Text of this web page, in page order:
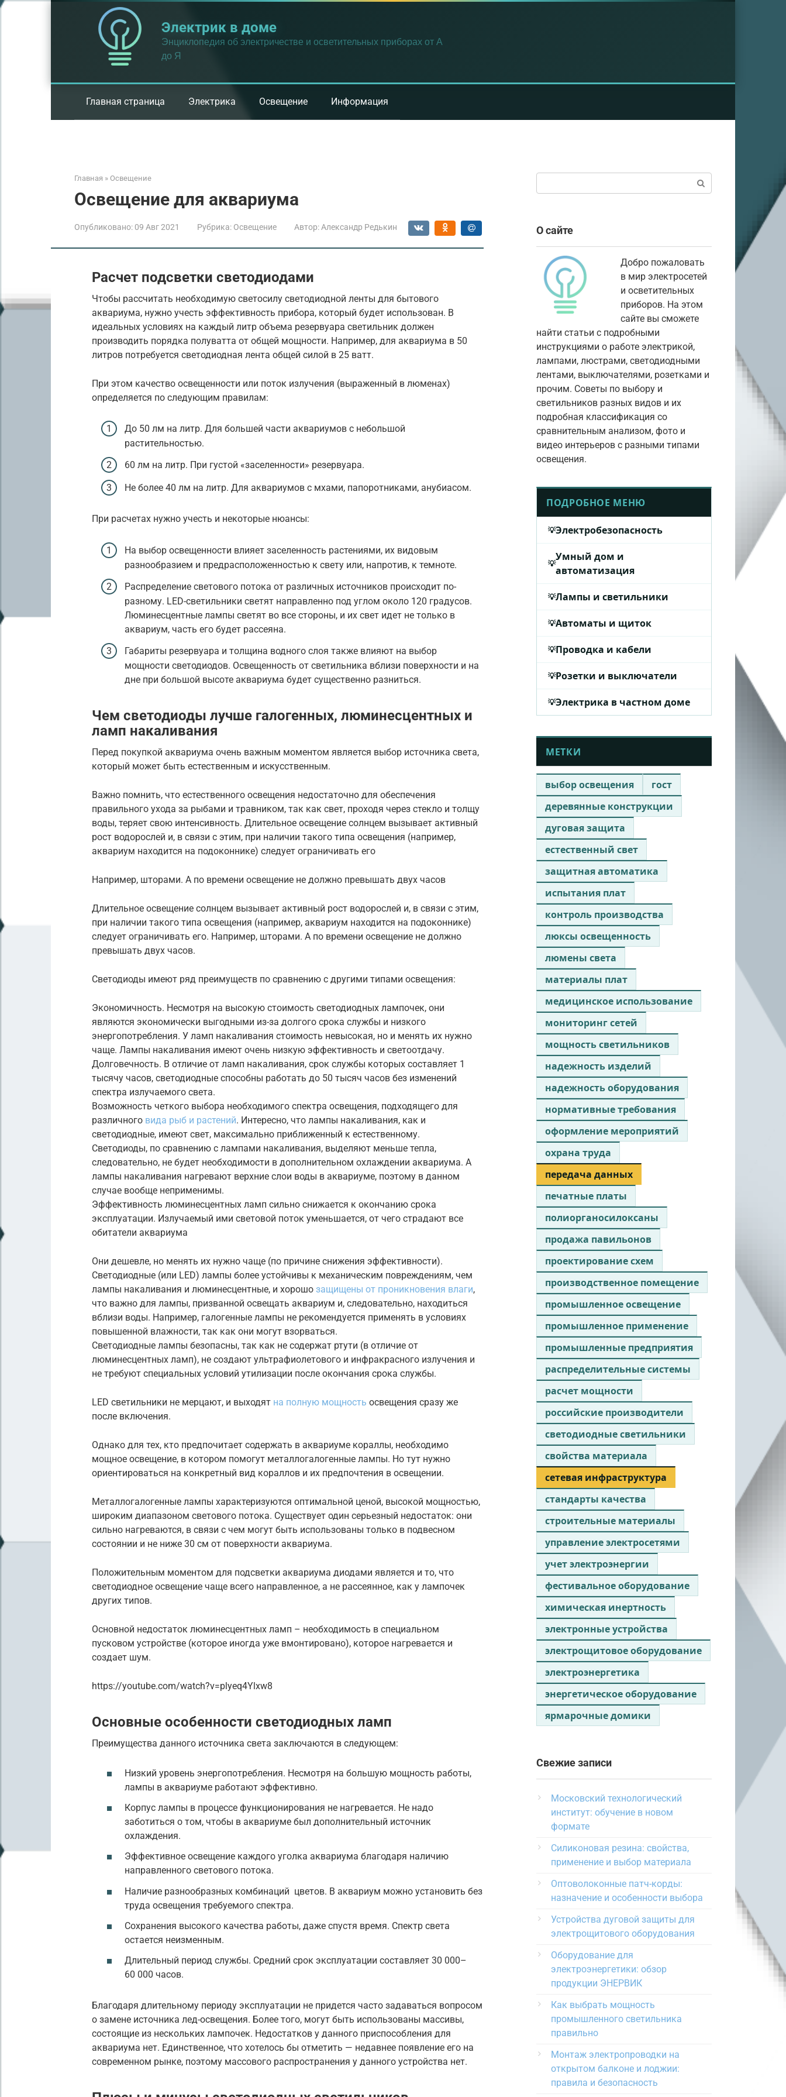
Перейти
Электрик в доме
Энциклопедия об электричестве и осветительных приборах от А
до Я
Главная страница Электрика Освещение Информация
Главная » Освещение
Освещение для аквариума
Опубликовано: 09 Авг 2021 Рубрика: Освещение Автор: Александр Редькин
Расчет подсветки светодиодами
Чтобы рассчитать необходимую светосилу светодиодной ленты для бытового
аквариума, нужно учесть эффективность прибора, который будет использован. В
идеальных условиях на каждый литр объема резервуара светильник должен
производить порядка полуватта от общей мощности. Например, для аквариума в 50
литров потребуется светодиодная лента общей силой в 25 ватт.
При этом качество освещенности или поток излучения (выраженный в люменах)
определяется по следующим правилам:
До 50 лм на литр. Для большей части аквариумов с небольшой
растительностью.
60 лм на литр. При густой «заселенности» резервуара.
Не более 40 лм на литр. Для аквариумов с мхами, папоротниками, анубиасом.
При расчетах нужно учесть и некоторые нюансы:
На выбор освещенности влияет заселенность растениями, их видовым
разнообразием и предрасположенностью к свету или, напротив, к темноте.
Распределение светового потока от различных источников происходит по-
разному. LED-светильники светят направленно под углом около 120 градусов.
Люминесцентные лампы светят во все стороны, и их свет идет не только в
аквариум, часть его будет рассеяна.
Габариты резервуара и толщина водного слоя также влияют на выбор
мощности светодиодов. Освещенность от светильника вблизи поверхности и на
дне при большой высоте аквариума будет существенно разниться.
Чем светодиоды лучше галогенных, люминесцентных и
ламп накаливания
Перед покупкой аквариума очень важным моментом является выбор источника света,
который может быть естественным и искусственным.
Важно помнить, что естественного освещения недостаточно для обеспечения
правильного ухода за рыбами и травником, так как свет, проходя через стекло и толщу
воды, теряет свою интенсивность. Длительное освещение солнцем вызывает активный
рост водорослей и, в связи с этим, при наличии такого типа освещения (например,
аквариум находится на подоконнике) следует ограничивать его
Например, шторами. А по времени освещение не должно превышать двух часов
Длительное освещение солнцем вызывает активный рост водорослей и, в связи с этим,
при наличии такого типа освещения (например, аквариум находится на подоконнике)
следует ограничивать его. Например, шторами. А по времени освещение не должно
превышать двух часов.
Светодиоды имеют ряд преимуществ по сравнению с другими типами освещения:
Экономичность. Несмотря на высокую стоимость светодиодных лампочек, они
являются экономически выгодными из-за долгого срока службы и низкого
энергопотребления. У ламп накаливания стоимость невысокая, но и менять их нужно
чаще. Лампы накаливания имеют очень низкую эффективность и светоотдачу.
Долговечность. В отличие от ламп накаливания, срок службы которых составляет 1
тысячу часов, светодиодные способны работать до 50 тысяч часов без изменений
спектра излучаемого света.
Возможность четкого выбора необходимого спектра освещения, подходящего для
различного вида рыб и растений. Интересно, что лампы накаливания, как и
светодиодные, имеют свет, максимально приближенный к естественному.
Светодиоды, по сравнению с лампами накаливания, выделяют меньше тепла,
следовательно, не будет необходимости в дополнительном охлаждении аквариума. А
лампы накаливания нагревают верхние слои воды в аквариуме, поэтому в данном
случае вообще неприменимы.
Эффективность люминесцентных ламп сильно снижается к окончанию срока
эксплуатации. Излучаемый ими световой поток уменьшается, от чего страдают все
обитатели аквариума
Они дешевле, но менять их нужно чаще (по причине снижения эффективности).
Светодиодные (или LED) лампы более устойчивы к механическим повреждениям, чем
лампы накаливания и люминесцентные, и хорошо защищены от проникновения влаги,
что важно для лампы, призванной освещать аквариум и, следовательно, находиться
вблизи воды. Например, галогенные лампы не рекомендуется применять в условиях
повышенной влажности, так как они могут взорваться.
Светодиодные лампы безопасны, так как не содержат ртути (в отличие от
люминесцентных ламп), не создают ультрафиолетового и инфракрасного излучения и
не требуют специальных условий утилизации после окончания срока службы.
LED светильники не мерцают, и выходят на полную мощность освещения сразу же
после включения.
Однако для тех, кто предпочитает содержать в аквариуме кораллы, необходимо
мощное освещение, в котором помогут металлогалогенные лампы. Но тут нужно
ориентироваться на конкретный вид кораллов и их предпочтения в освещении.
Металлогалогенные лампы характеризуются оптимальной ценой, высокой мощностью,
широким диапазоном светового потока. Существует один серьезный недостаток: они
сильно нагреваются, в связи с чем могут быть использованы только в подвесном
состоянии и не ниже 30 см от поверхности аквариума.
Положительным моментом для подсветки аквариума диодами является и то, что
светодиодное освещение чаще всего направленное, а не рассеянное, как у лампочек
других типов.
Основной недостаток люминесцентных ламп – необходимость в специальном
пусковом устройстве (которое иногда уже вмонтировано), которое нагревается и
создает шум.
https://youtube.com/watch?v=plyeq4Ylxw8
Основные особенности светодиодных ламп
Преимущества данного источника света заключаются в следующем:
Низкий уровень энергопотребления. Несмотря на большую мощность работы,
лампы в аквариуме работают эффективно.
Корпус лампы в процессе функционирования не нагревается. Не надо
заботиться о том, чтобы в аквариуме был дополнительный источник
охлаждения.
Эффективное освещение каждого уголка аквариума благодаря наличию
направленного светового потока.
Наличие разнообразных комбинаций цветов. В аквариум можно установить без
труда освещения требуемого спектра.
Сохранения высокого качества работы, даже спустя время. Спектр света
остается неизменным.
Длительный период службы. Средний срок эксплуатации составляет 30 000–
60 000 часов.
Благодаря длительному периоду эксплуатации не придется часто задаваться вопросом
о замене источника лед-освещения. Более того, могут быть использованы массивы,
состоящие из нескольких лампочек. Недостатков у данного приспособления для
аквариума нет. Единственное, что хотелось бы отметить — недавнее появление его на
современном рынке, поэтому массового распространения у данного устройства нет.
О сайте
Добро пожаловать
в мир электросетей
и осветительных
приборов. На этом
сайте вы сможете
найти статьи с подробными
инструкциями о работе электрикой,
лампами, люстрами, светодиодными
лентами, выключателями, розетками и
прочим. Советы по выбору и
светильников разных видов и их
подробная классификация со
сравнительным анализом, фото и
видео интерьеров с разными типами
освещения.
ПОДРОБНОЕ МЕНЮ
Электробезопасность
Умный дом и
автоматизация
Лампы и светильники
Автоматы и щиток
Проводка и кабели
Розетки и выключатели
Электрика в частном доме
МЕТКИ
выбор освещения
гост
деревянные конструкции
дуговая защита
естественный свет
защитная автоматика
испытания плат
контроль производства
люксы освещенность
люмены света
материалы плат
медицинское использование
мониторинг сетей
мощность светильников
надежность изделий
надежность оборудования
нормативные требования
оформление мероприятий
охрана труда
передача данных
печатные платы
полиорганосилоксаны
продажа павильонов
проектирование схем
производственное помещение
промышленное освещение
промышленное применение
промышленные предприятия
распределительные системы
расчет мощности
российские производители
светодиодные светильники
свойства материала
сетевая инфраструктура
стандарты качества
строительные материалы
управление электросетями
учет электроэнергии
фестивальное оборудование
химическая инертность
электронные устройства
электрощитовое оборудование
электроэнергетика
энергетическое оборудование
ярмарочные домики
Свежие записи
Московский технологический
институт: обучение в новом
формате
Силиконовая резина: свойства,
применение и выбор материала
Оптоволоконные патч-корды:
назначение и особенности выбора
Устройства дуговой защиты для
электрощитового оборудования
Оборудование для
электроэнергетики: обзор
продукции ЭНЕРВИК
Как выбрать мощность
промышленного светильника
правильно
Монтаж электропроводки на
открытом балконе и лоджии:
правила и безопасность